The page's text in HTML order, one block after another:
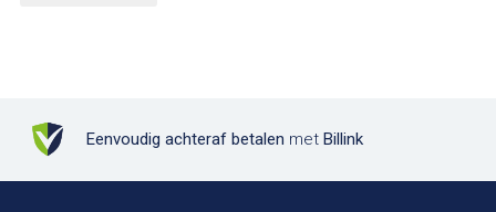
Eenvoudig achteraf betalen met Billink